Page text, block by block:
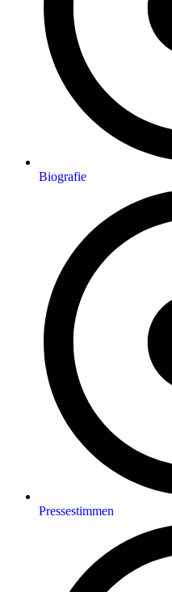
Biografie
Pressestimmen